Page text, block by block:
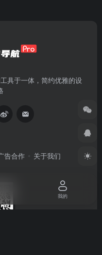
具于一体，简约优雅的设
告合作 关于我们
我的